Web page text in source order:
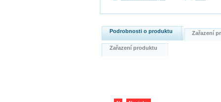
Podrobnosti o produktu Zařazení
Zařazení produktu